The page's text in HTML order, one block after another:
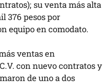
su venta más alta
376 pesos por
equipo en comodato.
ventas en
con nuevo contratos y
de uno a dos